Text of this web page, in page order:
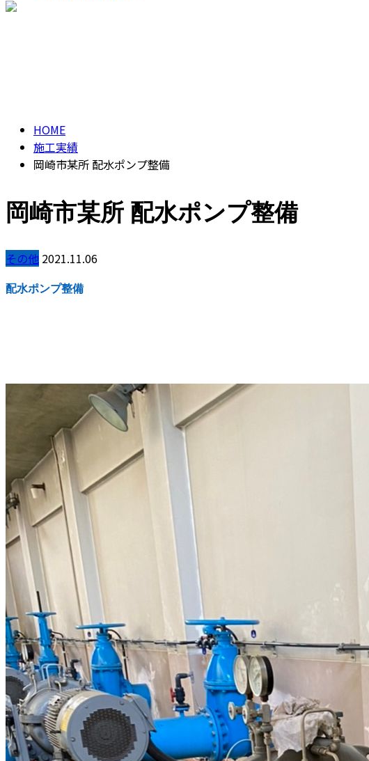
HOME
施工実績
岡崎市某所 配水ポンプ整備
岡崎市某所 配水ポンプ整備
その他 2021.11.06
配水ポンプ整備